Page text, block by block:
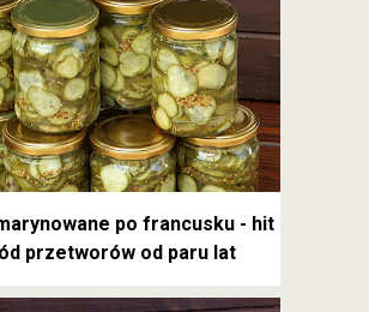
po francusku - hit
przetworów od paru lat